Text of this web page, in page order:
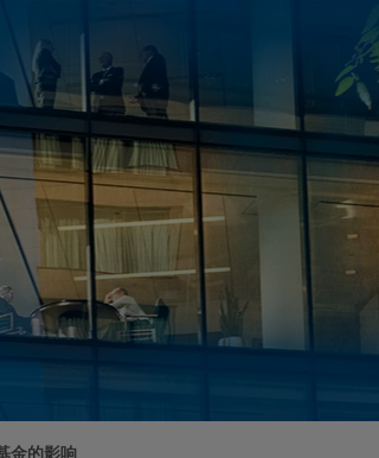
金的影响